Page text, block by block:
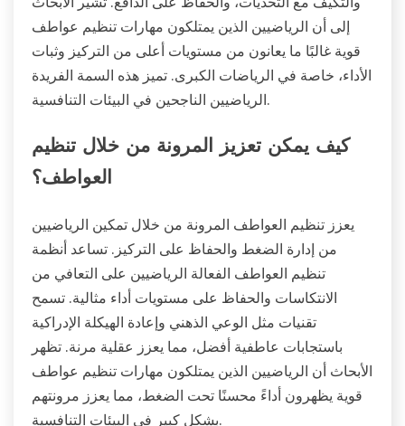
إلى أن الرياضيين الذين يمتلكون مهارات تنظيم عواطف
قوية غالبًا ما يعانون من مستويات أعلى من التركيز وثبات
الأداء، خاصة في الرياضات الكبرى. تميز هذه السمة الفريدة
الرياضيين الناجحين في البيئات التنافسية.
كيف يمكن تعزيز المرونة من خلال تنظيم
العواطف؟
يعزز تنظيم العواطف المرونة من خلال تمكين الرياضيين
من إدارة الضغط والحفاظ على التركيز. تساعد أنظمة
تنظيم العواطف الفعالة الرياضيين على التعافي من
الانتكاسات والحفاظ على مستويات أداء مثالية. تسمح
تقنيات مثل الوعي الذهني وإعادة الهيكلة الإدراكية
باستجابات عاطفية أفضل، مما يعزز عقلية مرنة. تظهر
الأبحاث أن الرياضيين الذين يمتلكون مهارات تنظيم عواطف
قوية يظهرون أداءً محسنًا تحت الضغط، مما يعزز مرونتهم
بشكل كبير في البيئات التنافسية.